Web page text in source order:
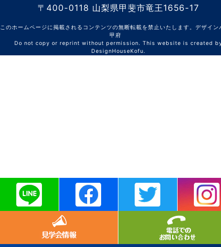
〒400-0118 山梨県甲斐市竜王1656-17
このホームページに掲載されるコンテンツの無断転載を禁止いたします。デザイン
甲府
Do not copy or reprint without permission. This website is created
DesignHouseKofu.